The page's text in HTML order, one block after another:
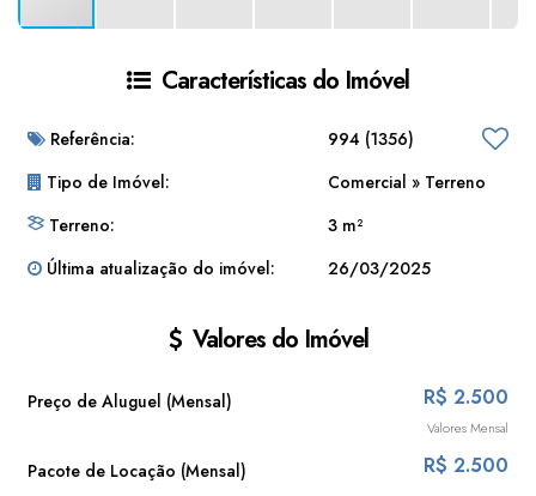
Características do Imóvel
Referência: 994 (1356)
Tipo de Imóvel:
Comercial » Terreno
Terreno:
3 m²
Última atualização do imóvel:
26/03/2025
Valores do Imóvel
R$ 2.500
Preço de Aluguel (Mensal)
Valores Mensal
R$ 2.500
Pacote de Locação (Mensal)